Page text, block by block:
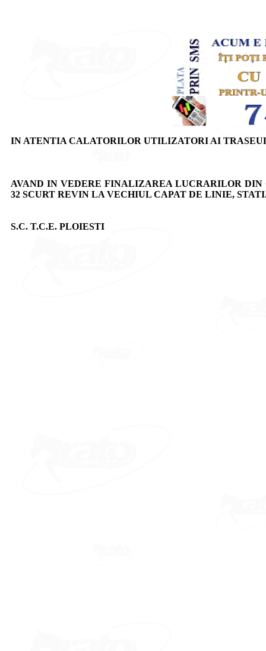
IN ATENTIA CALATORILOR UTILIZATORI AI
AVAND IN VEDERE FINALIZAREA LUCRARILOR DIN
32 SCURT REVIN LA VECHIUL CAPAT DE LINIE,
S.C. T.C.E. PLOIESTI